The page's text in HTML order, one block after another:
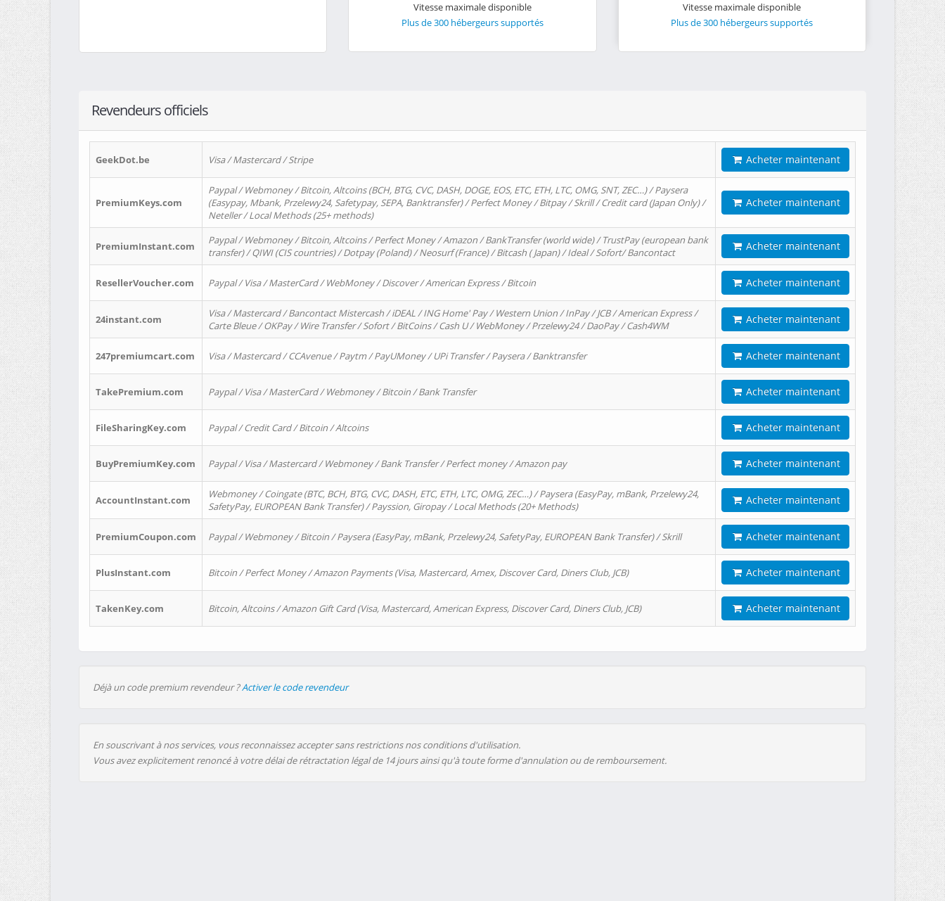
Vitesse maximale disponible
Plus de 300 hébergeurs supportés
Vitesse maximale disponible
Plus de 300 hébergeurs supportés
Revendeurs officiels
GeekDot.be Visa / Mastercard / Stripe Acheter maintenant
PremiumKeys.com
Paypal / Webmoney / Bitcoin, Altcoins (BCH, BTG, CVC, DASH, DOGE, EOS, ETC, ETH, LTC, OMG, SNT, ZEC…) / Paysera
(Easypay, Mbank, Przelewy24, Safetypay, SEPA, Banktransfer) / Perfect Money / Bitpay / Skrill / Credit card (Japan Only) /
Neteller / Local Methods (25+ methods)
Acheter maintenant
PremiumInstant.com
Paypal / Webmoney / Bitcoin, Altcoins / Perfect Money / Amazon / BankTransfer (world wide) / TrustPay (european bank
transfer) / QIWI (CIS countries) / Dotpay (Poland) / Neosurf (France) / Bitcash ( Japan) / Ideal / Sofort/ Bancontact
Acheter maintenant
ResellerVoucher.com Paypal / Visa / MasterCard / WebMoney / Discover / American Express / Bitcoin Acheter maintenant
24instant.com
Visa / Mastercard / Bancontact Mistercash / iDEAL / ING Home' Pay / Western Union / InPay / JCB / American Express /
Carte Bleue / OKPay / Wire Transfer / Sofort / BitCoins / Cash U / WebMoney / Przelewy24 / DaoPay / Cash4WM
Acheter maintenant
247premiumcart.com Visa / Mastercard / CCAvenue / Paytm / PayUMoney / UPi Transfer / Paysera / Banktransfer Acheter maintenant
TakePremium.com Paypal / Visa / MasterCard / Webmoney / Bitcoin / Bank Transfer Acheter maintenant
FileSharingKey.com Paypal / Credit Card / Bitcoin / Altcoins Acheter maintenant
BuyPremiumKey.com Paypal / Visa / Mastercard / Webmoney / Bank Transfer / Perfect money / Amazon pay Acheter maintenant
AccountInstant.com
Webmoney / Coingate (BTC, BCH, BTG, CVC, DASH, ETC, ETH, LTC, OMG, ZEC…) / Paysera (EasyPay, mBank, Przelewy24,
SafetyPay, EUROPEAN Bank Transfer) / Payssion, Giropay / Local Methods (20+ Methods)
Acheter maintenant
PremiumCoupon.com Paypal / Webmoney / Bitcoin / Paysera (EasyPay, mBank, Przelewy24, SafetyPay, EUROPEAN Bank Transfer) / Skrill Acheter maintenant
PlusInstant.com Bitcoin / Perfect Money / Amazon Payments (Visa, Mastercard, Amex, Discover Card, Diners Club, JCB) Acheter maintenant
TakenKey.com Bitcoin, Altcoins / Amazon Gift Card (Visa, Mastercard, American Express, Discover Card, Diners Club, JCB) Acheter maintenant
Déjà un code premium revendeur ?Activer le code revendeur
En souscrivant à nos services, vous reconnaissez accepter sans restrictions nos conditions d'utilisation.
Vous avez explicitement renoncé à votre délai de rétractation légal de 14 jours ainsi qu'à toute forme d'annulation ou de remboursement.